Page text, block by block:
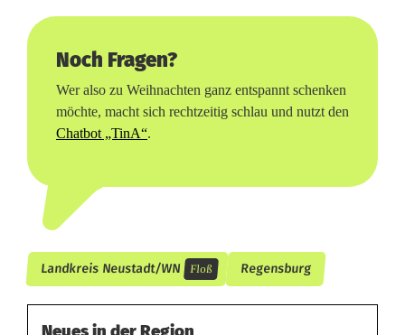
Noch Fragen?
Wer also zu Weihnachten ganz entspannt schenken
möchte, macht sich rechtzeitig schlau und nutzt den
Chatbot „TinA“.
Landkreis Neustadt/WN Floß Regensburg